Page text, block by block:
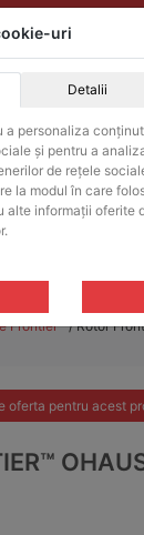
si in
Frontier™/ Rotor
oferta pentru acest
uri
Detalii
a personaliza
și pentru a
de rețele
la modul în care
alte informații oferite